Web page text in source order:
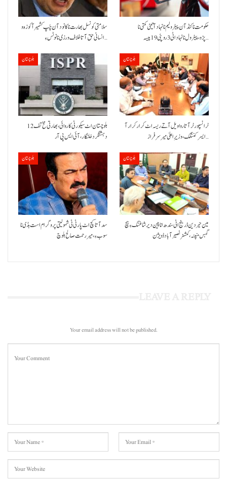
سلامتی کونسل بھارت نا کانود آن چَپ کشمیر آ کوزہ و
انسانی حق آتا خلاف ورزی نا نوٹس ءِ…
حکومت نا کنڈ آن پیٹرولیم نا نہاد آتیٹی کمتی نا
پڑو،پیٹرول نا نہاد اٹی 3 روپئی 19 پیسہ…
بلوچستان
بلوچستان اٹ سیکورٹی کاروائی، بھارتی مخ تف 12
دہشتگرد خلنگار،آئی ایس پی آر
بلوچستان
ٹرانسپورٹر آتا روا ویل آتے ریسہ اٹ کرار کرار آ
ایسر کننگک ،وزیرِ اعلیٰ میر سرفراز…
بلوچستان
سد آتا کچ اٹ پارٹی ٹی شمولیتی پروگرام است بڈی نا
سوب ءِ،میر رحمت صالح بلوچ
بلوچستان
مین حیردین ڈرینج اٹی سندھ انا پین دیر شاغنگ ءِ ہچ
گہس منپنہ،کمشنر نصیرآباد ڈویژن
Your email address will not be published.